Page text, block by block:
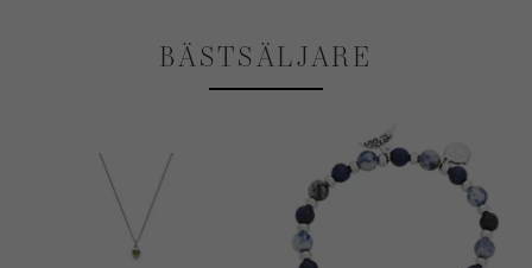
BÄSTSÄLJARE